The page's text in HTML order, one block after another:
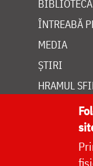
BIBLIOTECĂ
ÎNTREABĂ
MEDIA
ȘTIRI
HRAMUL